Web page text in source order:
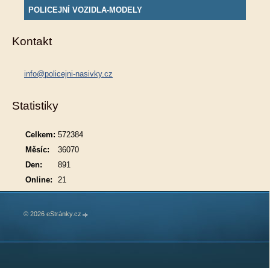
POLICEJNÍ VOZIDLA-MODELY
Kontakt
info@policejni-nasivky.cz
Statistiky
Online: 21
Celkem: 572384
Měsíc:
36070
Den:
891
© 2026 eStránky.cz